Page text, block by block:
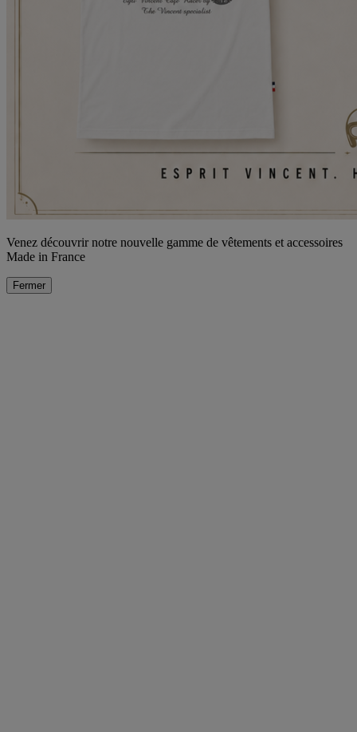
Venez découvrir notre nouvelle gamme de vêtements et accessoires
Made in France
Fermer